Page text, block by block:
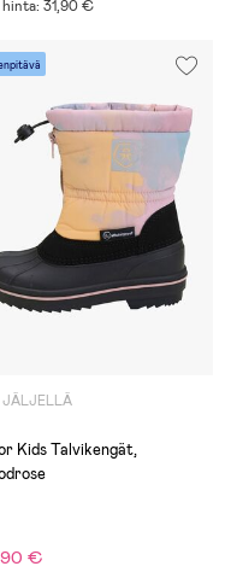
31,90 €
JÄLJELLÄ
Kids Talvikengät,
€